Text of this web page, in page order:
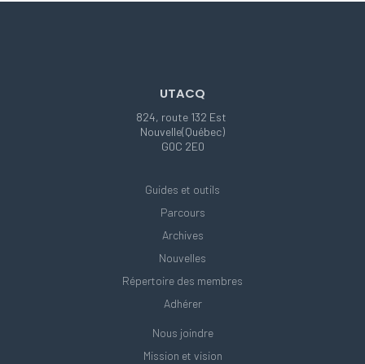
UTACQ
824, route 132 Est
Nouvelle(Québec)
G0C 2E0
Guides et outils
Parcours
Archives
Nouvelles
Répertoire des membres
Adhérer
Nous joindre
Mission et vision